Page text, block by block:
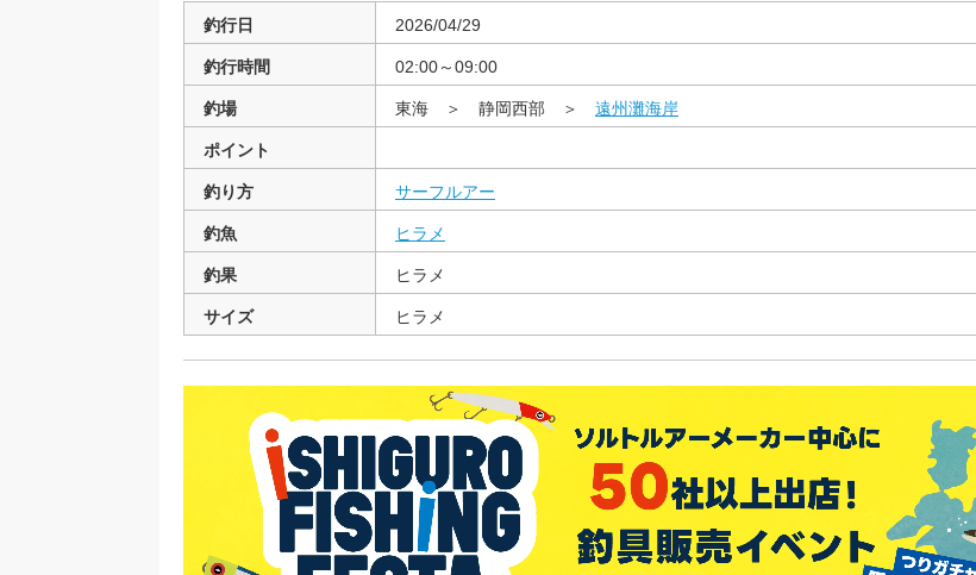
釣行日 2026/04/29
釣行時間 02:00～09:00
釣場 東海 ＞ 静岡西部 ＞ 遠州灘海岸
ポイント
釣り方 サーフルアー
釣魚 ヒラメ
釣果 ヒラメ
サイズ ヒラメ